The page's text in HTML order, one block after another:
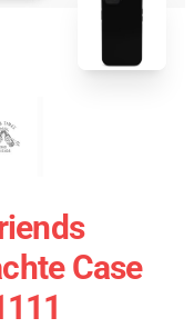
Case